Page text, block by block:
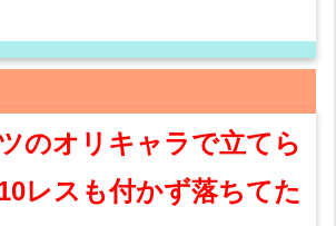
のオリキャラで立てら
レスも付かず落ちてた